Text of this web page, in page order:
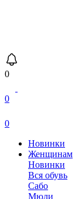
0
0
0
Новинки
Женщинам
Новинки
Вся обувь
Сабо
Мюли